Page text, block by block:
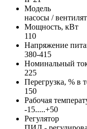
Модель
насосы /
Мощность, кВт
110
Напряжение
380-415
Номинальный
225
Перегрузка, % в
150
Рабочая
-15.....+50
Регулятор